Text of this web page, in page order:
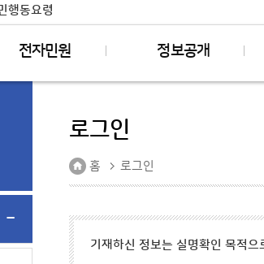
행동요령
전자민원 정보공개
로그인
홈 로그인
기재하신 정보는 실명확인 목적